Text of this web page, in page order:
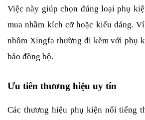
Việc này giúp chọn đúng loại phụ
mua nhầm kích cỡ hoặc kiểu dáng.
nhôm Xingfa thường đi kèm với phụ
bảo đồng bộ.
Ưu tiên thương hiệu uy tín
Các thương hiệu phụ kiện nổi tiếng